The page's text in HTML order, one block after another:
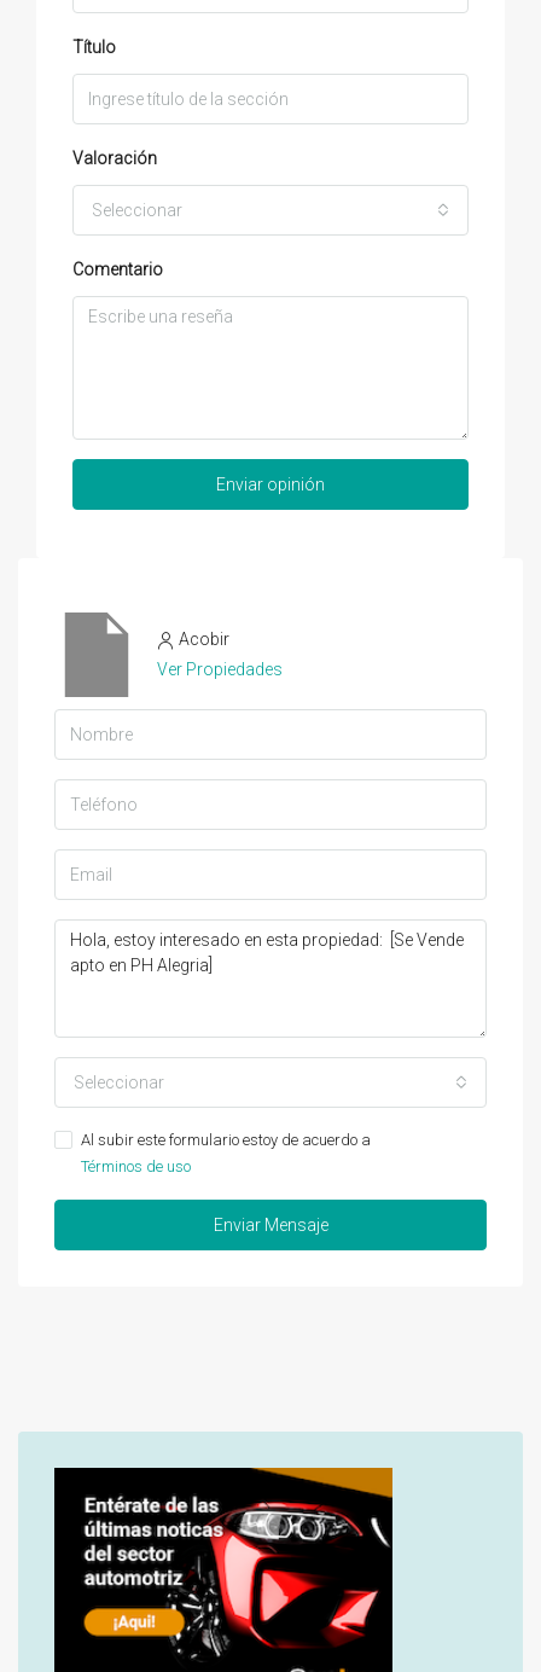
Título
Valoración
Seleccionar
Comentario
Enviar opinión
Acobir
Ver Propiedades
Seleccionar
Al subir este formulario estoy de acuerdo a
Términos de uso
Enviar Mensaje